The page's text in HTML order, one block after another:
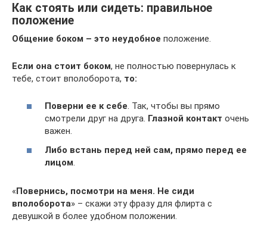
Как стоять или сидеть: правильное
положение
Общение боком – это неудобное положение.
Если она стоит боком, не полностью повернулась к
тебе, стоит вполоборота, то:
Поверни ее к себе. Так, чтобы вы прямо
смотрели друг на друга. Глазной контакт очень
важен.
Либо встань перед ней сам, прямо перед ее
лицом
«Повернись, посмотри на меня. Не сиди
вполоборота» – скажи эту фразу для флирта с
девушкой в более удобном положении.